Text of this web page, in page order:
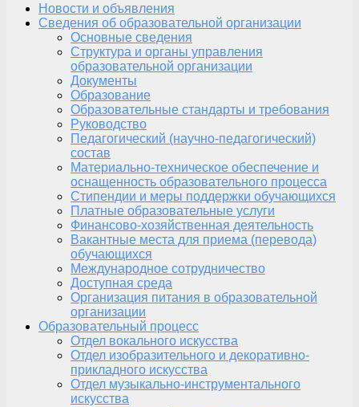
Новости и объявления
Сведения об образовательной организации
Основные сведения
Структура и органы управления
образовательной организации
Документы
Образование
Образовательные стандарты и требования
Руководство
Педагогический (научно-педагогический)
состав
Материально-техническое обеспечение и
оснащенность образовательного процесса
Стипендии и меры поддержки обучающихся
Платные образовательные услуги
Финансово-хозяйственная деятельность
Вакантные места для приема (перевода)
обучающихся
Международное сотрудничество
Доступная среда
Организация питания в образовательной
организации
Образовательный процесс
Отдел вокального искусства
Отдел изобразительного и декоративно-
прикладного искусства
Отдел музыкально-инструментального
искусства